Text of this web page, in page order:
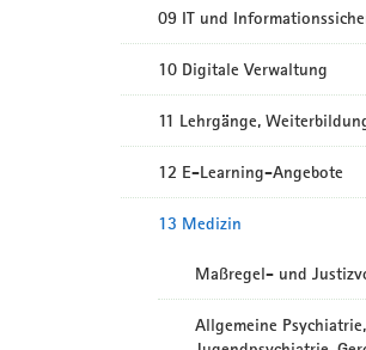
09 IT und
10 Digitale Verwaltung
11 Lehrgänge,
12 E-Learning-Angebote
13 Medizin
Maßregel- und
Allgemeine